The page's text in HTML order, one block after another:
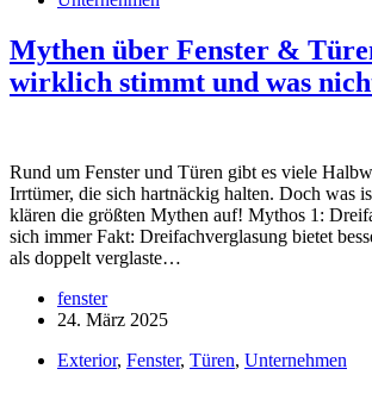
Mythen über Fenster &
wirklich stimmt und was
Rund um Fenster und Türen gibt es viele
Irrtümer, die sich hartnäckig halten. Doch was
klären die größten Mythen auf! Mythos 1:
sich immer Fakt: Dreifachverglasung bietet
als doppelt verglaste…
fenster
24. März 2025
Exterior, Fenster, Türen, Unternehmen